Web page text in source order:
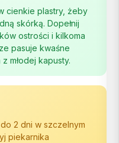
cienkie plastry, żeby
skórką. Dopełnij
ostrości i kilkoma
pasuje kwaśne
młodej kapusty.
2 dni w szczelnym
piekarnika